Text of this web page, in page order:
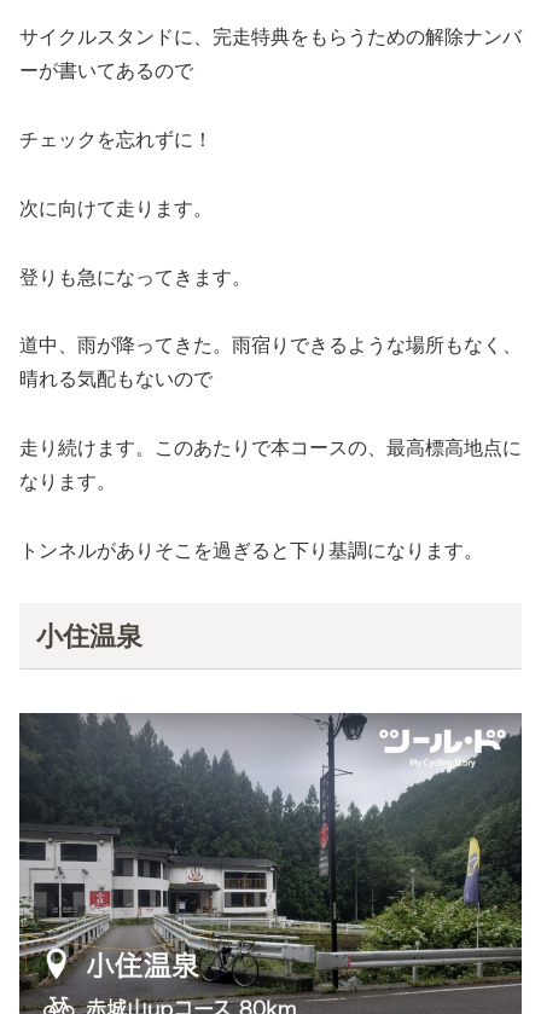
サイクルスタンドに、完走特典をもらうための解除ナンバ
ーが書いてあるので
チェックを忘れずに！
次に向けて走ります。
登りも急になってきます。
道中、雨が降ってきた。雨宿りできるような場所もなく、
晴れる気配もないので
走り続けます。このあたりで本コースの、最高標高地点に
なります。
トンネルがありそこを過ぎると下り基調になります。
小住温泉